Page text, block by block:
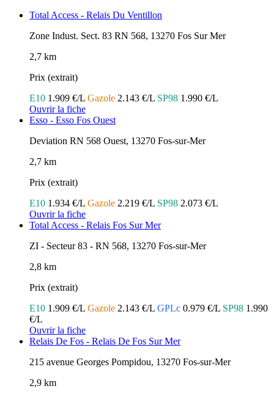
Total Access - Relais Du Ventillon
Zone Indust. Sect. 83 RN 568, 13270 Fos Sur Mer
2,7 km
Prix (extrait)
E10 1.909 €/L Gazole 2.143 €/L SP98 1.990 €/L
Ouvrir la fiche
Esso - Esso Fos Ouest
Deviation RN 568 Ouest, 13270 Fos-sur-Mer
2,7 km
Prix (extrait)
E10 1.934 €/L Gazole 2.219 €/L SP98 2.073 €/L
Ouvrir la fiche
Total Access - Relais Fos Sur Mer
ZI - Secteur 83 - RN 568, 13270 Fos-sur-Mer
2,8 km
Prix (extrait)
E10 1.909 €/L Gazole 2.143 €/L GPLc 0.979 €/L SP98 1.990
€/L
Ouvrir la fiche
Relais De Fos - Relais De Fos Sur Mer
215 avenue Georges Pompidou, 13270 Fos-sur-Mer
2,9 km